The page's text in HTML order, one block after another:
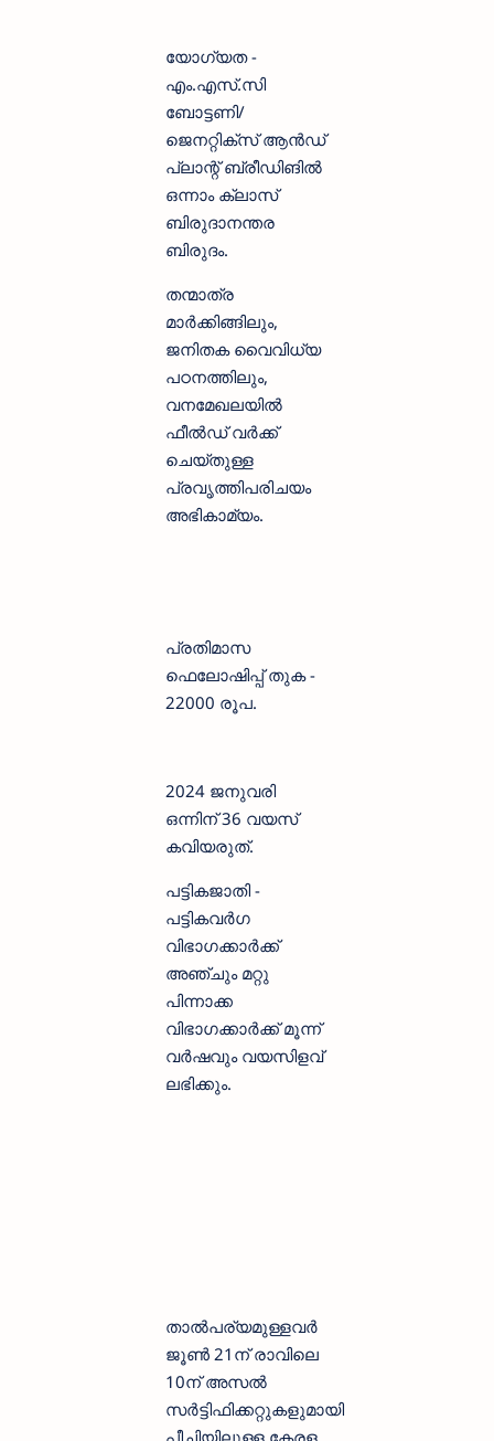
യോഗ്യത -
എം.എസ്.സി
ബോട്ടണി/
ജെനറ്റിക്‌സ് ആന്‍ഡ്
പ്ലാന്റ് ബ്രീഡിങില്‍
ഒന്നാം ക്ലാസ്
ബിരുദാനന്തര
ബിരുദം.
തന്മാത്ര
മാര്‍ക്കിങ്ങിലും,
ജനിതക വൈവിധ്യ
പഠനത്തിലും,
വനമേഖലയില്‍
ഫീല്‍ഡ് വര്‍ക്ക്
ചെയ്തുള്ള
പ്രവൃത്തിപരിചയം
അഭികാമ്യം.
പ്രതിമാസ
ഫെലോഷിപ്പ് തുക -
22000 രൂപ.
2024 ജനുവരി
ഒന്നിന് 36 വയസ്
കവിയരുത്.
പട്ടികജാതി -
പട്ടികവര്‍ഗ
വിഭാഗക്കാര്‍ക്ക്
അഞ്ചും മറ്റു
പിന്നാക്ക
വിഭാഗക്കാര്‍ക്ക് മൂന്ന്
വര്‍ഷവും വയസിളവ്
ലഭിക്കും.
താല്‍പര്യമുള്ളവര്‍
ജൂണ്‍ 21ന് രാവിലെ
10ന് അസല്‍
സര്‍ട്ടിഫിക്കറ്റുകളുമായി
പീച്ചിയിലുള്ള കേരള